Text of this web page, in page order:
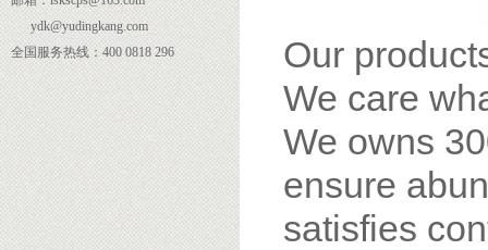
ydk@yudingkang.com
全国服务热线：400 0818 296
Our
We care
We owns
ensure
satisfies